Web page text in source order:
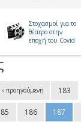
Στοχασμοί για το
θέατρο στην
εποχή του Covid
‹ προηγούμενη 183
186 187